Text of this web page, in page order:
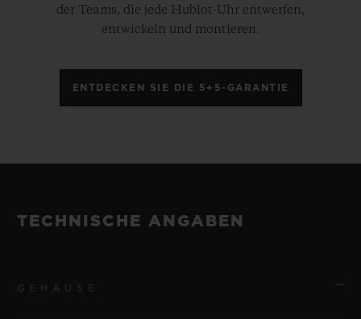
der Teams, die jede Hublot-Uhr entwerfen,
entwickeln und montieren.
ENTDECKEN SIE DIE 5+5-GARANTIE
TECHNISCHE ANGABEN